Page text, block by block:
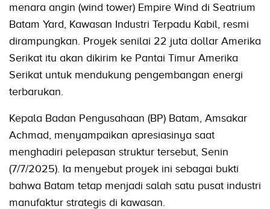
menara angin (wind tower) Empire Wind di Seatrium
Batam Yard, Kawasan Industri Terpadu Kabil, resmi
dirampungkan. Proyek senilai 22 juta dollar Amerika
Serikat itu akan dikirim ke Pantai Timur Amerika
Serikat untuk mendukung pengembangan energi
terbarukan.
Kepala Badan Pengusahaan (BP) Batam, Amsakar
Achmad, menyampaikan apresiasinya saat
menghadiri pelepasan struktur tersebut, Senin
(7/7/2025). Ia menyebut proyek ini sebagai bukti
bahwa Batam tetap menjadi salah satu pusat industri
manufaktur strategis di kawasan.